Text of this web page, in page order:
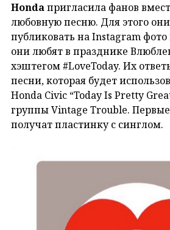
Hondaпригласила фанов
любовную песню. Для этого
публиковать на Instagram фото
они любят в празднике
хэштегом #LoveToday. Их
песни, которая будет
Honda Civic “Today Is Pretty
группы Vintage Trouble.
получат пластинку с синглом.